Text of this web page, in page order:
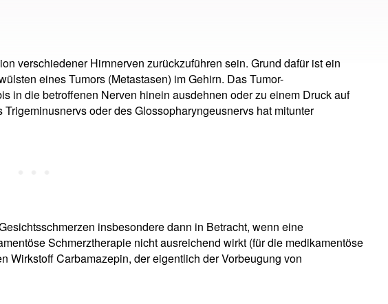
verschiedener Hirnnerven zurückzuführen sein. Grund dafür ist ein
eines Tumors (Metastasen) im Gehirn. Das Tumor-
in die betroffenen Nerven hinein ausdehnen oder zu einem Druck auf
oder des Glossopharyngeusnervs hat mitunter
insbesondere dann in Betracht, wenn eine
Schmerztherapie nicht ausreichend wirkt (für die medikamentöse
Wirkstoff Carbamazepin, der eigentlich der Vorbeugung von